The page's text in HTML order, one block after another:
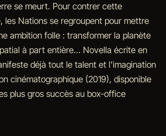
se meurt. Pour contrer cette
les Nations se regroupent pour mettre
ambition folle : transformer la planète
à part entière... Novella écrite en
déjà tout le talent et l'imagination
cinématographique (2019), disponible
plus gros succès au box-office